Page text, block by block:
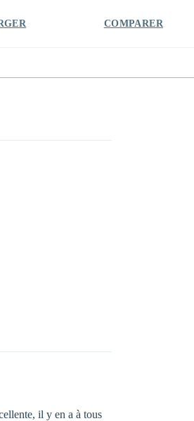
COMPARER
il y en a à tous